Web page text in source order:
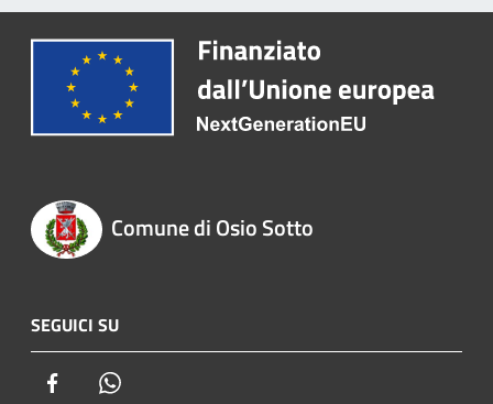
Comune di Osio Sotto
SEGUICI SU
Facebook